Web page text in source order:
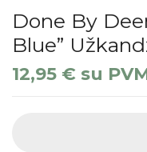
Done By
Blue”
12,95 € su